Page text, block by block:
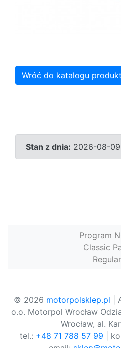
Wróć do katalogu
Stan z dnia: 2026-08-
Program
Classic
© 2026 motorpolsklep.pl |
o.o. Motorpol Wrocław
Wrocław, al.
tel.: +48 71 788 57 99 |